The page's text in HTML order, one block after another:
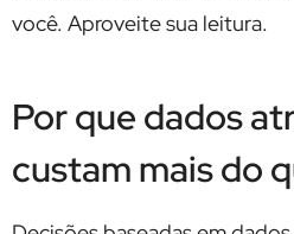
você. Aproveite sua leitura.
Por que dados
custam mais do